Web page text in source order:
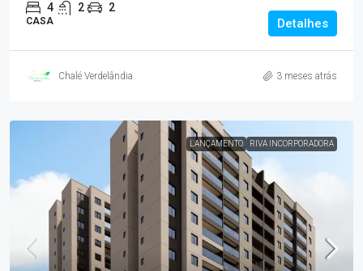
4 2 2
CASA Detalhes
Chalé Verdelândia 3 meses atrás
LANÇAMENTO RIVA INCORPORADORA